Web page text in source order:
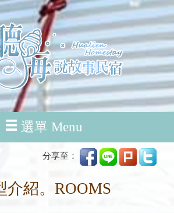
選單 Menu
分享至：
介紹。ROOMS